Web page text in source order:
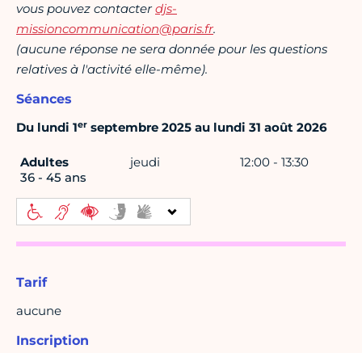
vous pouvez contacterdjs-
missioncommunication@paris.fr.
(aucune réponse ne sera donnée pour les questions
relatives à l'activité elle-même).
Séances
Du lundi 1er septembre 2025 au lundi 31 août 2026
Adultes
36 - 45 ans
jeudi 12:00 - 13:30
Tarif
aucune
Inscription